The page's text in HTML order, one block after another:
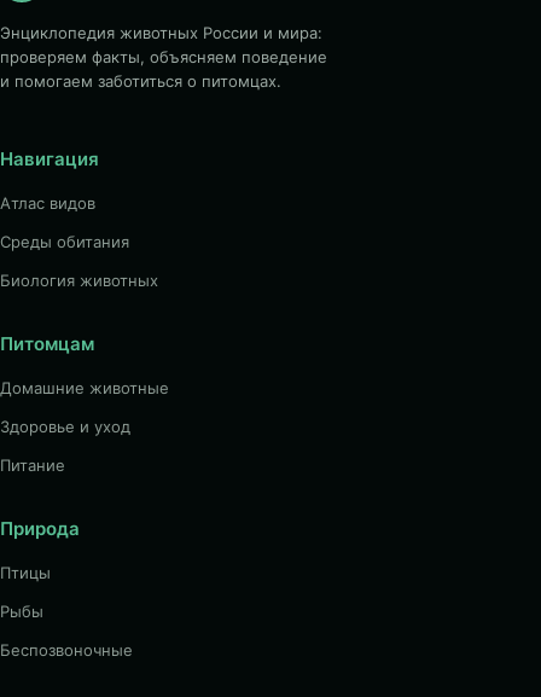
Энциклопедия животных России и мира:
проверяем факты, объясняем поведение
и помогаем заботиться о питомцах.
Навигация
Атлас видов
Среды обитания
Биология животных
Питомцам
Домашние животные
Здоровье и уход
Питание
Природа
Птицы
Рыбы
Беспозвоночные